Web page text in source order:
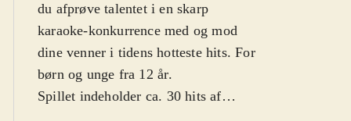
du afprøve talentet i en skarp
karaoke-konkurrence med og mod
dine venner i tidens hotteste hits. For
børn og unge fra 12 år.
Spillet indeholder ca. 30 hits af